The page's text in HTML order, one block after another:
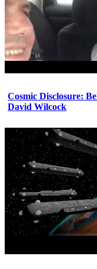
Cosmic Disclosure:
David Wilcock